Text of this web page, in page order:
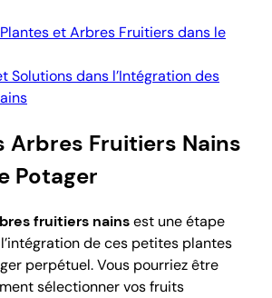
et Arbres Fruitiers dans le
Solutions dans l’Intégration des
Arbres Fruitiers Nains
Potager
fruitiers nainsest une étape
de ces petites plantes
perpétuel. Vous pourriez être
sélectionner vos fruits